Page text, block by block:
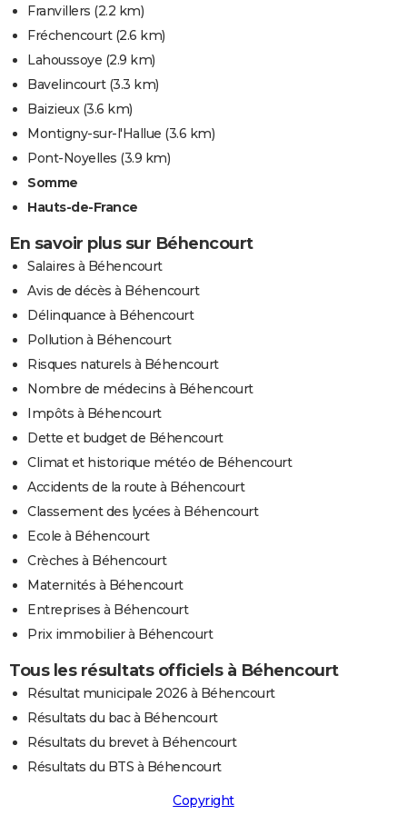
Franvillers (2.2 km)
Fréchencourt(2.6 km)
Lahoussoye (2.9 km)
Bavelincourt(3.3 km)
Baizieux(3.6 km)
Montigny-sur-l'Hallue (3.6 km)
Pont-Noyelles (3.9 km)
Somme
Hauts-de-France
En savoir plus sur Béhencourt
Salaires à Béhencourt
Avis de décès à Béhencourt
Délinquance à Béhencourt
Pollution à Béhencourt
Risques naturels à Béhencourt
Nombre de médecins à Béhencourt
Impôts à Béhencourt
Dette et budget de Béhencourt
Climat et historique météo de Béhencourt
Accidents de la route à Béhencourt
Classement des lycées à Béhencourt
Ecole à Béhencourt
Crèches à Béhencourt
Maternités à Béhencourt
Entreprises à Béhencourt
Prix immobilier à Béhencourt
Tous les résultats officiels à Béhencourt
Résultat municipale 2026 à Béhencourt
Résultats du bac à Béhencourt
Résultats du brevet à Béhencourt
Résultats du BTS à Béhencourt
Copyright